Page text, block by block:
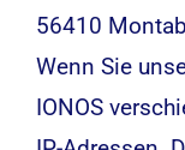
56410
Wenn Sie
IONOS